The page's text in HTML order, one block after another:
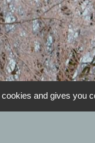
and gives you